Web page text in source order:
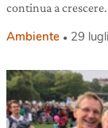
continua a crescere.
Ambiente 29